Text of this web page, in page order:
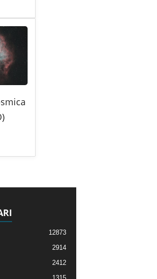
12873
2914
2412